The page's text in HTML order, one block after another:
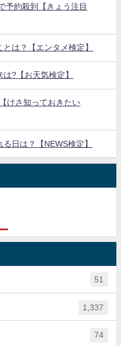
予約殺到【きょう注目
は？【エンタメ検定】
?【お天気検定】
けさ知っておきたい
日は？【NEWS検定】
51
1,337
74